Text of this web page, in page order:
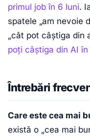
primul job în 6 luni.
spatele „am nevoie
„cât pot câștiga din
poți câștiga din AI
Întrebări
Care este cea mai
există o „cea mai